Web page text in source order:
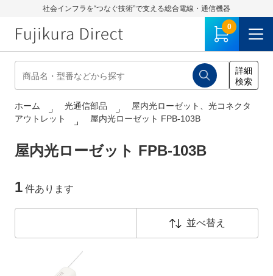
社会インフラを“つなぐ技術”で支える総合電線・通信機器
0
ホーム 光通信部品
屋内光ローゼット、光コネクタ
アウトレット
屋内光ローゼット FPB-103B
屋内光ローゼット FPB-103B
1 件あります
並べ替え